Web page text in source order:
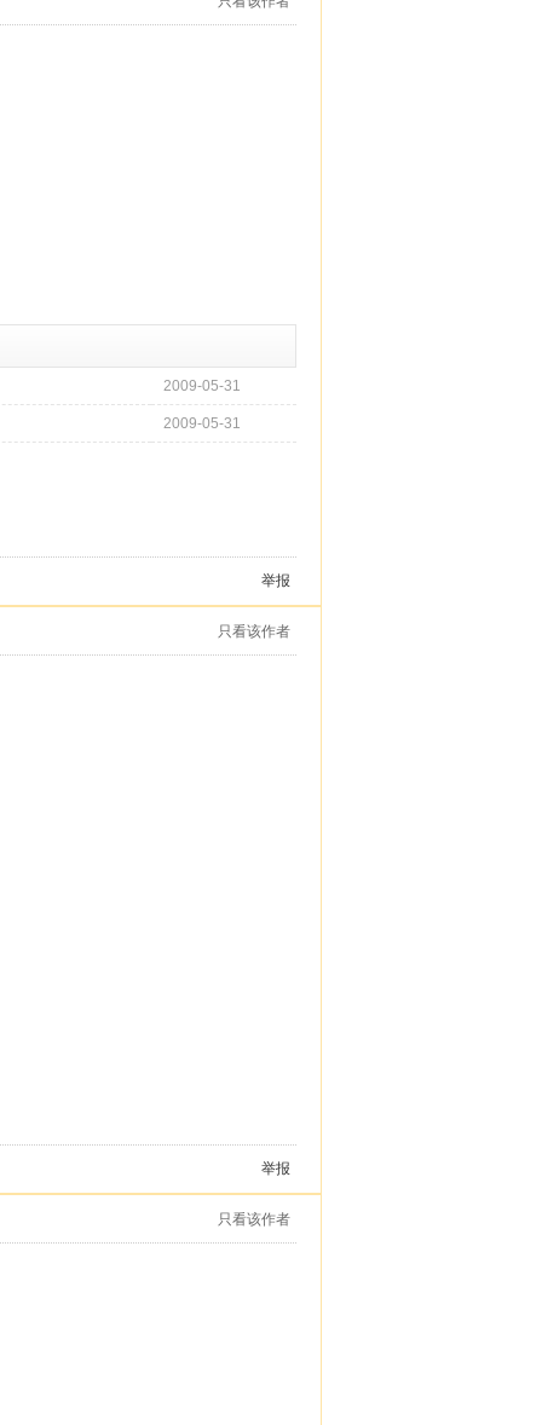
2009-05-31
2009-05-31
举报
只看该作者
举报
只看该作者